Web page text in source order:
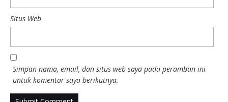
Situs Web
Simpan nama, email, dan situs web saya pada peramban ini
untuk komentar saya berikutnya.